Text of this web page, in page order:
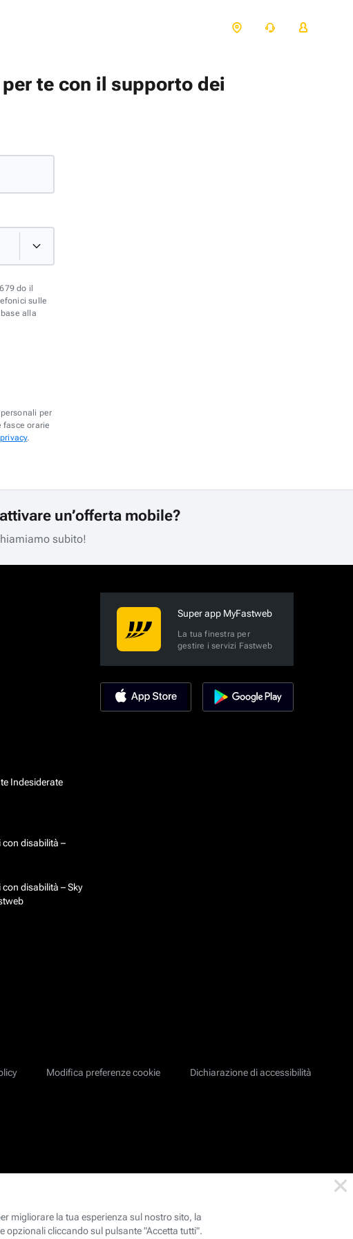
te con il supporto dei
do il
sulle
alla
per
orarie
.
un’offerta mobile?
subito!
Indesiderate
con disabilità –
disabilità – Sky
Super app MyFastweb
La tua finestra per
gestire i servizi Fastweb
Modifica preferenze cookie Dichiarazione di accessibilità